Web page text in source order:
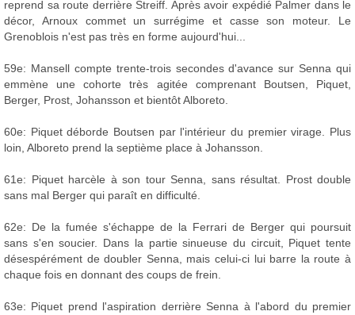
reprend sa route derrière Streiff. Après avoir expédié Palmer dans le
décor, Arnoux commet un surrégime et casse son moteur. Le
Grenoblois n'est pas très en forme aujourd'hui...
59e: Mansell compte trente-trois secondes d'avance sur Senna qui
emmène une cohorte très agitée comprenant Boutsen, Piquet,
Berger, Prost, Johansson et bientôt Alboreto.
60e: Piquet déborde Boutsen par l'intérieur du premier virage. Plus
loin, Alboreto prend la septième place à Johansson.
61e: Piquet harcèle à son tour Senna, sans résultat. Prost double
sans mal Berger qui paraît en difficulté.
62e: De la fumée s'échappe de la Ferrari de Berger qui poursuit
sans s'en soucier. Dans la partie sinueuse du circuit, Piquet tente
désespérément de doubler Senna, mais celui-ci lui barre la route à
chaque fois en donnant des coups de frein.
63e: Piquet prend l'aspiration derrière Senna à l'abord du premier